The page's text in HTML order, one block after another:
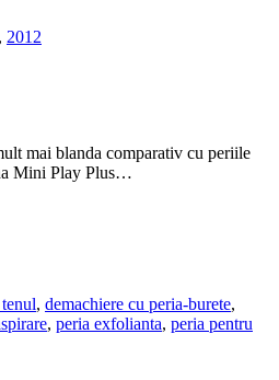
, 2012
mai blanda comparativ cu periile
Mini Play Plus…
, demachiere cu peria-burete,
, peria exfolianta, peria pentru